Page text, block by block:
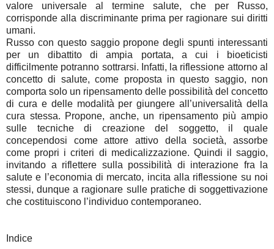
valore universale al termine salute, che per Russo,
corrisponde alla discriminante prima per ragionare sui diritti
umani.
Russo con questo saggio propone degli spunti interessanti
per un dibattito di ampia portata, a cui i bioeticisti
difficilmente potranno sottrarsi. Infatti, la riflessione attorno al
concetto di salute, come proposta in questo saggio, non
comporta solo un ripensamento delle possibilità del concetto
di cura e delle modalità per giungere all’universalità della
cura stessa. Propone, anche, un ripensamento più ampio
sulle tecniche di creazione del soggetto, il quale
concependosi come attore attivo della società, assorbe
come propri i criteri di medicalizzazione. Quindi il saggio,
invitando a riflettere sulla possibilità di interazione fra la
salute e l’economia di mercato, incita alla riflessione su noi
stessi, dunque a ragionare sulle pratiche di soggettivazione
che costituiscono l’individuo contemporaneo.
Indice